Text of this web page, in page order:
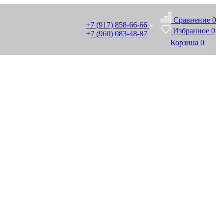
+7 (917) 858-66-66
+7 (960) 083-48-87
Сравнение 0
Избранное 0
Корзина 0